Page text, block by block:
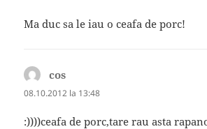
Ma duc sa le iau o ceafa de porc!
cos
08.10.2012 la 13:48
:))))ceafa de porc,tare rau asta